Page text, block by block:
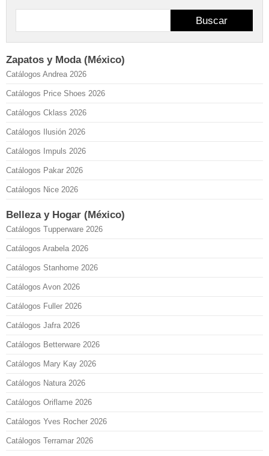
Buscar
Zapatos y Moda (México)
Catálogos Andrea 2026
Catálogos Price Shoes 2026
Catálogos Cklass 2026
Catálogos Ilusión 2026
Catálogos Impuls 2026
Catálogos Pakar 2026
Catálogos Nice 2026
Belleza y Hogar (México)
Catálogos Tupperware 2026
Catálogos Arabela 2026
Catálogos Stanhome 2026
Catálogos Avon 2026
Catálogos Fuller 2026
Catálogos Jafra 2026
Catálogos Betterware 2026
Catálogos Mary Kay 2026
Catálogos Natura 2026
Catálogos Oriflame 2026
Catálogos Yves Rocher 2026
Catálogos Terramar 2026